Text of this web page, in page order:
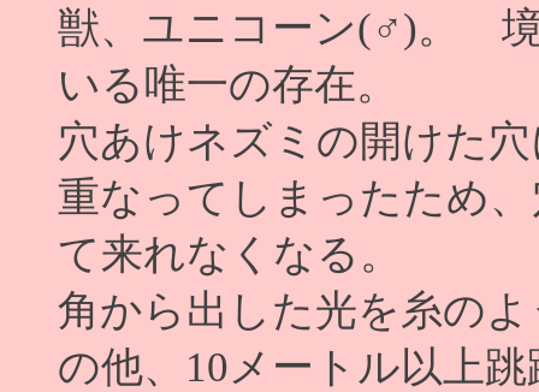
獣、ユニコーン(♂)。
いる唯一の存在。
穴あけネズミの開けた
重なってしまったため
て来れなくなる。
角から出した光を糸の
の他、10メートル以上